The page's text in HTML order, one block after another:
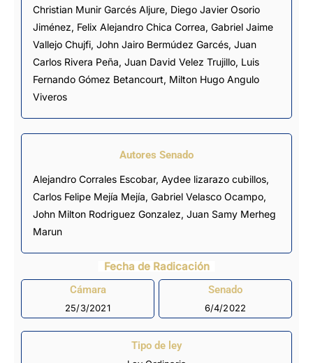
Christian Munir Garcés Aljure, Diego Javier Osorio
Jiménez, Felix Alejandro Chica Correa, Gabriel Jaime
Vallejo Chujfi, John Jairo Bermúdez Garcés, Juan
Carlos Rivera Peña, Juan David Velez Trujillo, Luis
Fernando Gómez Betancourt, Milton Hugo Angulo
Viveros
Autores Senado
Alejandro Corrales Escobar, Aydee lizarazo cubillos,
Carlos Felipe Mejía Mejía, Gabriel Velasco Ocampo,
John Milton Rodriguez Gonzalez, Juan Samy Merheg
Marun
Fecha de Radicación
Cámara
25/3/2021
Senado
6/4/2022
Tipo de ley